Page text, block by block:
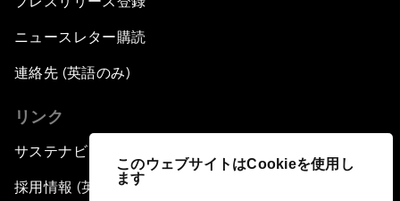
このウェブサイトはCookieを使用し
ます
ニュースレター購読
連絡先 (英語のみ)
リンク
サステナビリティへの取り組み
採用情報 (英語のみ)